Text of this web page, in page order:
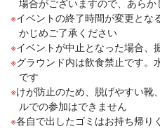
イベントの終了時間が変更とな
かじめご了承ください
イベントが中止となった場合、
グラウンド内は飲食禁止です。
です
けが防止のため、脱げやすい靴
ルでの参加はできません
各自で出したゴミはお持ち帰り